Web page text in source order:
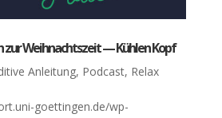
Weih­nachts­zeit — Küh­len Kopf
Anleitung, Podcast, Relax
goettingen.de/wp-